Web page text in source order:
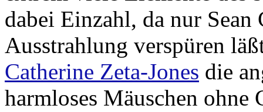
dabei Einzahl, da nur
Ausstrahlung verspüren
Catherine Zeta-Jones die
harmloses Mäuschen